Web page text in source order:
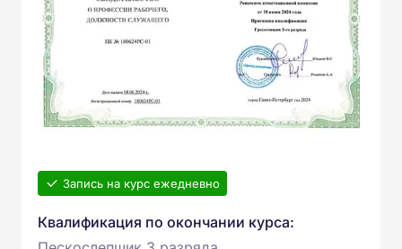
Запись на курс ежедневно
Квалификация по окончании курса: